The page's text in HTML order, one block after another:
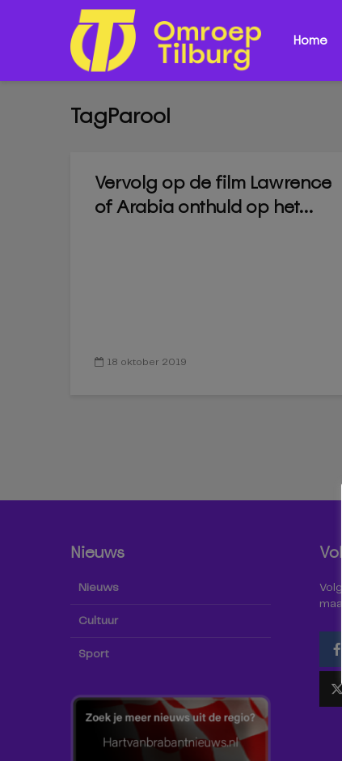
Home
TagParool
Vervolg op de film Lawrence
of Arabia onthuld op het...
18 oktober 2019
Nieuws
Nieuws
Cultuur
Sport